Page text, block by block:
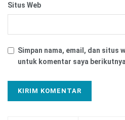
Situs Web
Simpan nama, email, dan situs
untuk komentar saya